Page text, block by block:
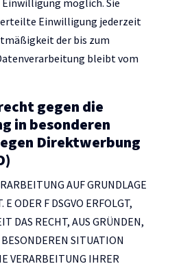
Einwilligung möglich. Sie
Einwilligung jederzeit
der bis zum
bleibt vom
gegen die
in besonderen
Direktwerbung
AUF GRUNDLAGE
E ODER F DSGVO ERFOLGT,
DAS RECHT, AUS GRÜNDEN,
SITUATION
VERARBEITUNG IHRER